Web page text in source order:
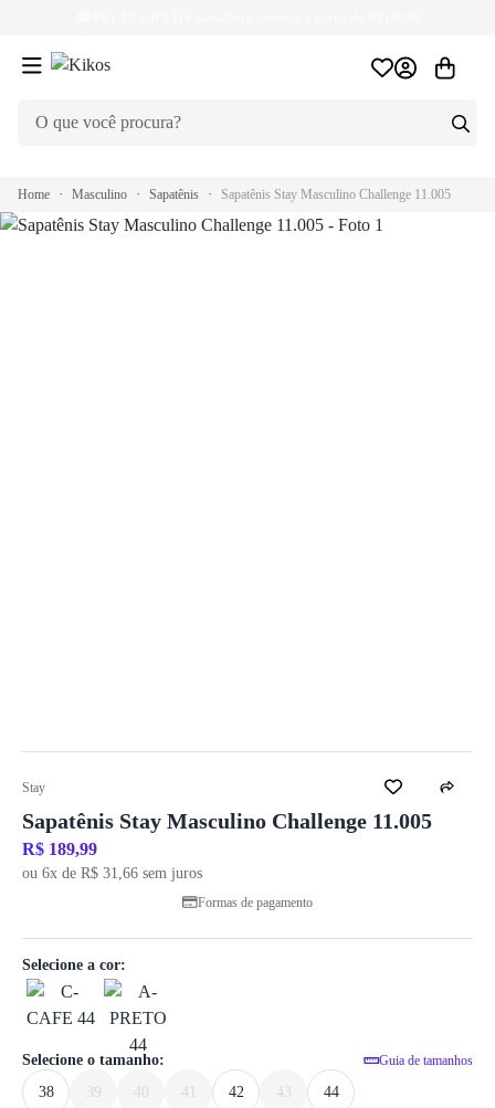
Home Masculino Sapatênis Sapatênis Stay Masculino Challenge 11.005
/ 5
Stay
Sapatênis Stay Masculino Challenge 11.005
R$ 189,99
ou 6x de R$ 31,66 sem juros
Formas de pagamento
Selecione o tamanho: Guia de tamanhos
38 39 40 41 42 43 44
Selecione a cor: